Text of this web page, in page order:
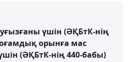
үшін (ӘҚБтК-нің
орынға мас
(ӘҚБтК-нің 440-бабы)